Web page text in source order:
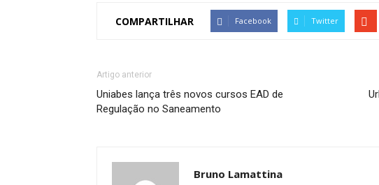
COMPARTILHAR Facebook Twitter
Artigo anterior
Uniabes lança três novos cursos EAD de
Regulação no Saneamento
Bruno Lamattina